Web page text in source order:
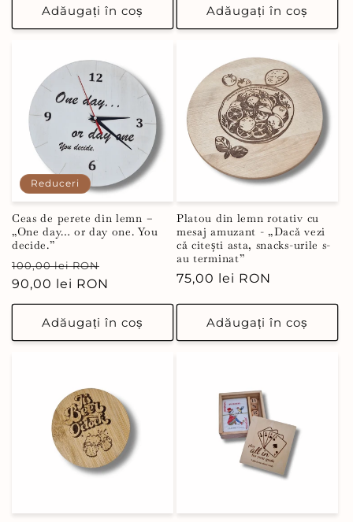
Adăugați în coș Adăugați în coș
Reduceri
Ceas de perete din lemn –
„One day… or day one. You
decide.”
Preț
obișnuit
100,00 lei RON
90,00 lei RON
Adăugați în coș
Platou din lemn rotativ cu
mesaj amuzant - „Dacă vezi
că citești asta, snacks-urile s-
au terminat”
Preț
75,00 lei RON
Adăugați în coș